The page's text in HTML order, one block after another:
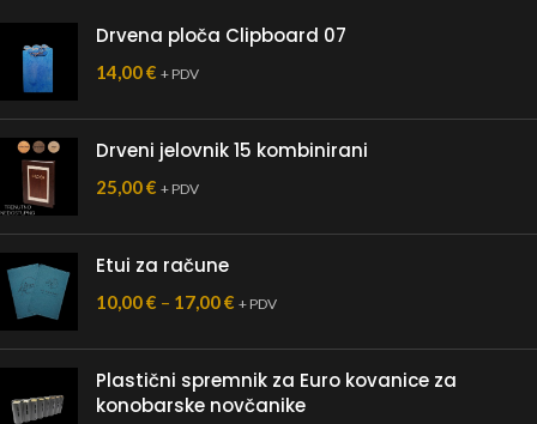
Drvena ploča Clipboard 07
14,00€ + PDV
Drveni jelovnik 15 kombinirani
25,00€ + PDV
Etui za račune
10,00€ – 17,00€ + PDV
Plastični spremnik za Euro kovanice za
konobarske novčanike